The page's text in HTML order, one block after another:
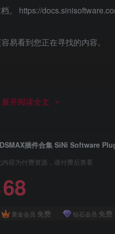
。 https://
易看到您正在寻找的内容。
件夹微调器，因此您可以选
展开阅读全文
内容为付费资源，请付费后查看
68
黄金会员 免费 钻石会员 免费